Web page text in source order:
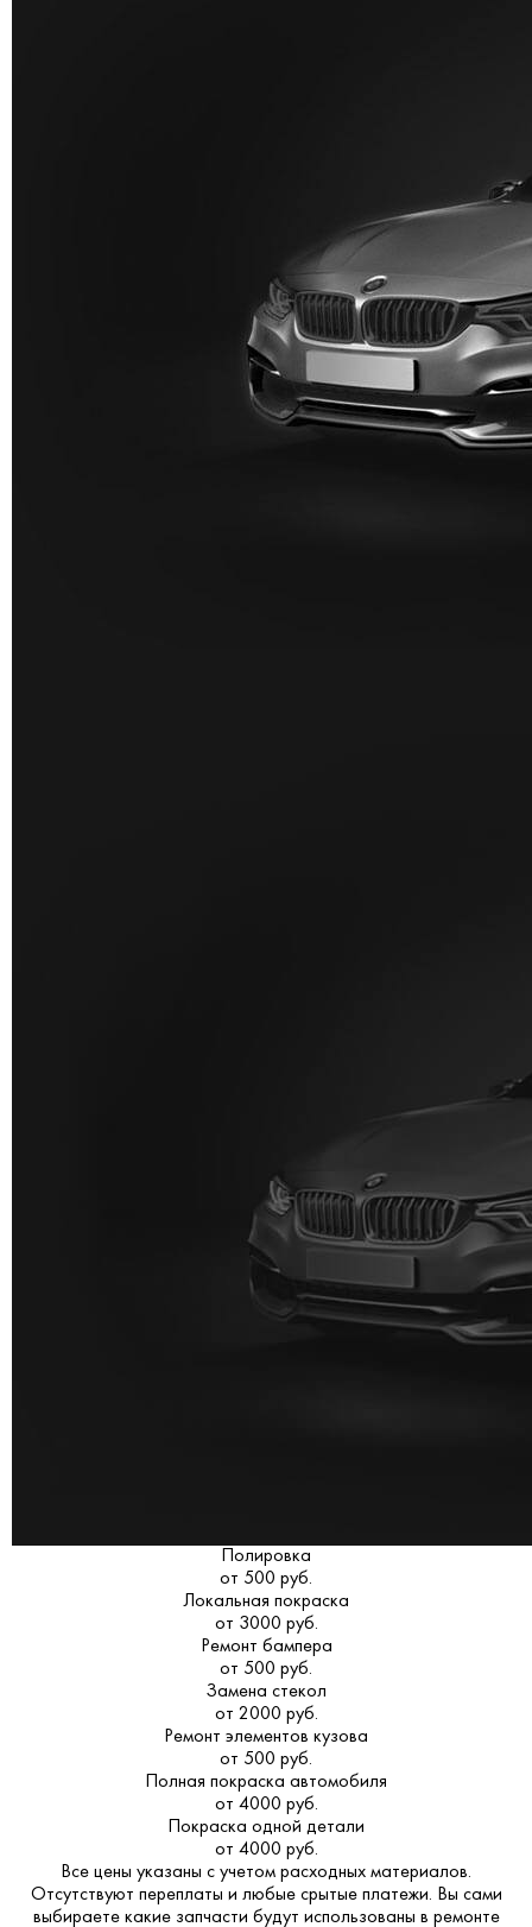
Полировка
от 500 руб.
Локальная покраска
от 3000 руб.
Ремонт бампера
от 500 руб.
Замена стекол
от 2000 руб.
Ремонт элементов кузова
от 500 руб.
Полная покраска автомобиля
от 4000 руб.
Покраска одной детали
от 4000 руб.
Все цены указаны с учетом расходных материалов.
Отсутствуют переплаты и любые срытые платежи. Вы сами
выбираете какие запчасти будут использованы в ремонте